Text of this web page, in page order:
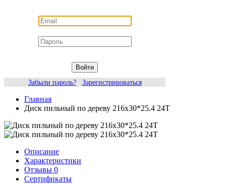
Войти
Забыли пароль?
Зарегистрироваться
Главная
Диск пильный по дереву 216х30*25.4 24Т
Описание
Характеристики
Отзывы 0
Сертификаты